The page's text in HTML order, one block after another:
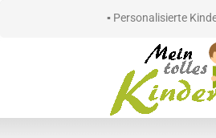
▪ Personalisierte